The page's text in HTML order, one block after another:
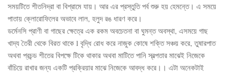
সময়টিতে শীতনিদ্রা বা বিশ্রামে যায়। আর এর প্রস্তুতি পর্ব শুরু হয় হেমন্তে। এ সময়ে
পাতায় ক্লোরোফিলের অভাবে লাল, হলুদ রঙ ধারণ করে।
ডর্মেনসি প্রাণী বা গাছের ক্ষেত্রে এক রকম অবচেতনা বা ঘুমন্ত অবস্থা, এসময়ে গাছ
খাদ্য তৈরী থেকে বিরত থাকে l বৃদ্ধি রোধ করে নাজুক কোষে শক্তি সঞ্চয় করে, তুষারপাত
অথবা প্রচন্ড শীতের বিপক্ষে টিকে থাকার অথবা মাটিতে পানি স্বল্পতার মাঝেই নিজেকে
বাঁচিয়ে রাখার জন্য একটি প্রক্রিয়ার মাঝে নিজেকে আবদ্ধ করে।। এটা অনেকটাই